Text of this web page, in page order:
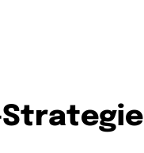
Strategie